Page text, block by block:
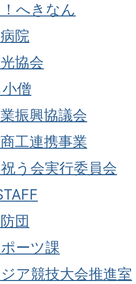
へきなん
院
協会
僧
振興協議会
工連携事業
う会実行委員会
団
ーツ課
ア競技大会推進室